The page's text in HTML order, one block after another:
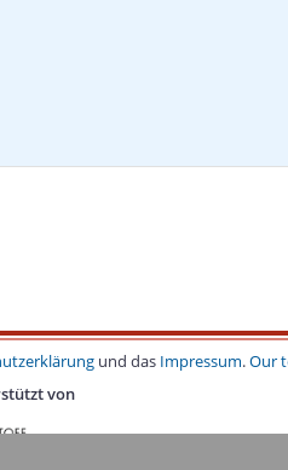
und das Impressum.Our
von